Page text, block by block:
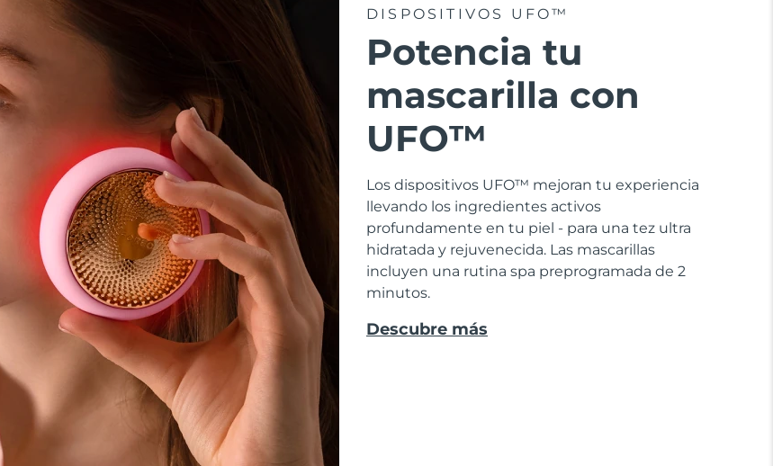
DISPOSITIVOS UFO™
Potencia tu
mascarilla con
UFO™
Los dispositivos UFO™ mejoran tu experiencia
llevando los ingredientes activos
profundamente en tu piel - para una tez ultra
hidratada y rejuvenecida. Las mascarillas
incluyen una rutina spa preprogramada de 2
minutos.
Descubre más